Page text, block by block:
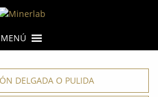
MENÚ
DELGADA O PULIDA